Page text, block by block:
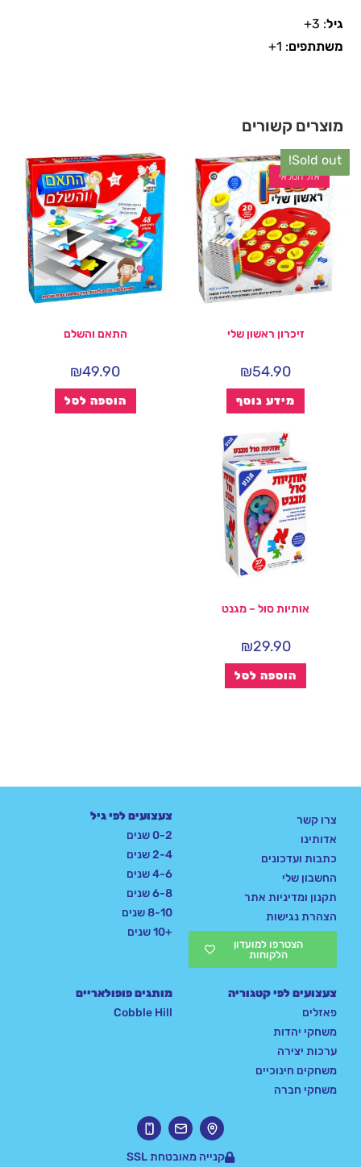
גיל: 3+
משתתפים: 1+
מוצרים קשורים
Sold out!
אזל המלאי
זיכרון ראשון שלי
₪54.90
מידע נוסף
התאם והשלם
₪49.90
הוספה לסל
אותיות סול – מגנט
₪29.90
הוספה לסל
צרו קשר
אדותינו
כתבות ועדכונים
החשבון שלי
תקנון ומדיניות אתר
הצהרת נגישות
הצטרפו למועדון
הלקוחות
צעצועים לפי גיל
0-2 שנים
2-4 שנים
4-6 שנים
6-8 שנים
8-10 שנים
+10 שנים
צעצועים לפי קטגוריה
פאזלים
משחקי יהדות
ערכות יצירה
משחקים חינוכיים
משחקי חברה
מותגים פופולאריים
Cobble Hill
קנייה מאובטחת SSL